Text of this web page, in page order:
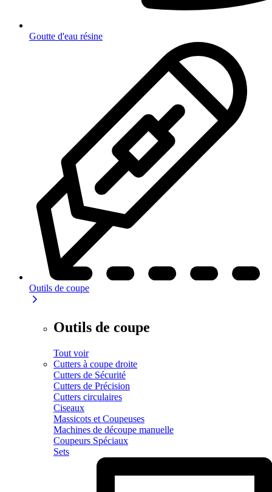
Goutte d'eau résine
Outils de coupe
Outils de coupe
Tout voir
Cutters à coupe droite
Cutters de Sécurité
Cutters de Précision
Cutters circulaires
Ciseaux
Massicots et Coupeuses
Machines de découpe manuelle
Coupeurs Spéciaux
Sets